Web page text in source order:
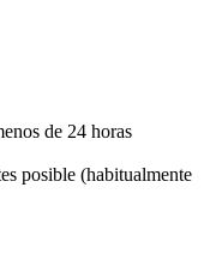
de 24 horas
posible (habitualmente